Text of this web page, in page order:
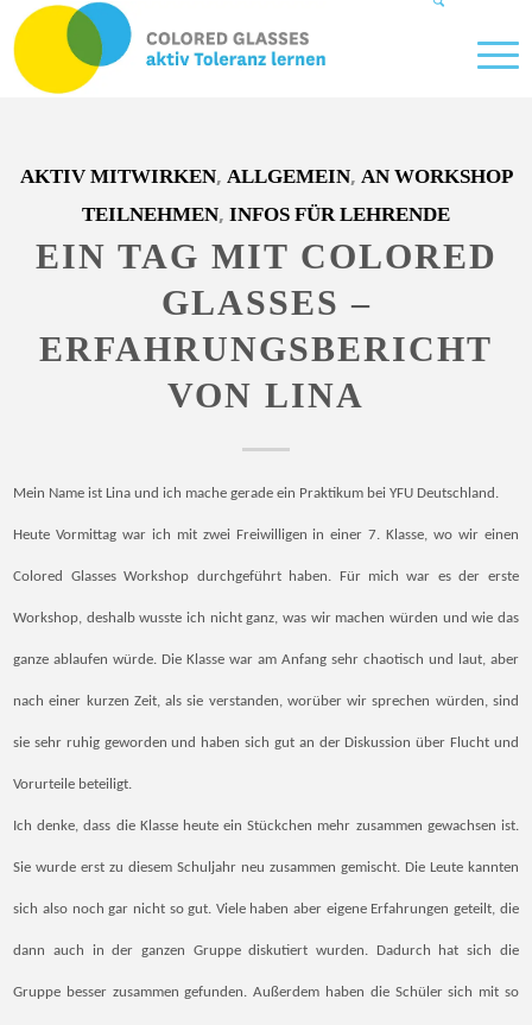
AKTIV MITWIRKEN, ALLGEMEIN, AN WORKSHOP
TEILNEHMEN, INFOS FÜR LEHRENDE
EIN TAG MIT COLORED
GLASSES –
ERFAHRUNGSBERICHT
VON LINA
Mein Name ist Lina und ich mache gerade ein Praktikum bei YFU Deutschland.
Heute Vormittag war ich mit zwei Freiwilligen in einer 7. Klasse, wo wir einen
Colored Glasses Workshop durchgeführt haben. Für mich war es der erste
Workshop, deshalb wusste ich nicht ganz, was wir machen würden und wie das
ganze ablaufen würde. Die Klasse war am Anfang sehr chaotisch und laut, aber
nach einer kurzen Zeit, als sie verstanden, worüber wir sprechen würden, sind
sie sehr ruhig geworden und haben sich gut an der Diskussion über Flucht und
Vorurteile beteiligt.
Ich denke, dass die Klasse heute ein Stückchen mehr zusammen gewachsen ist.
Sie wurde erst zu diesem Schuljahr neu zusammen gemischt. Die Leute kannten
sich also noch gar nicht so gut. Viele haben aber eigene Erfahrungen geteilt, die
dann auch in der ganzen Gruppe diskutiert wurden. Dadurch hat sich die
Gruppe besser zusammen gefunden. Außerdem haben die Schüler sich mit so